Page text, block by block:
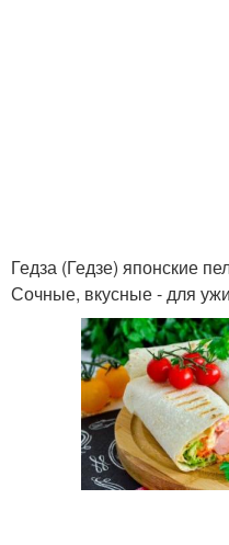
Гедза (Гедзе) японские
Сочные, вкусные - для